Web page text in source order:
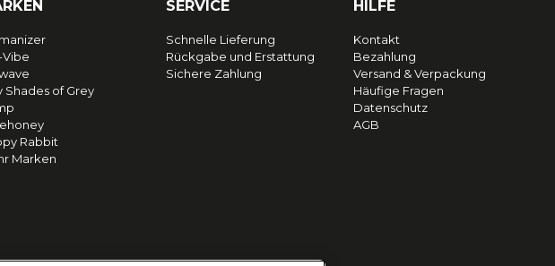
Shades of Grey
Rabbit
Marken
SERVICE
Schnelle Lieferung
Rückgabe und Erstattung
Sichere Zahlung
HILFE
Kontakt
Bezahlung
Versand & Verpackung
Häufige Fragen
Datenschutz
AGB